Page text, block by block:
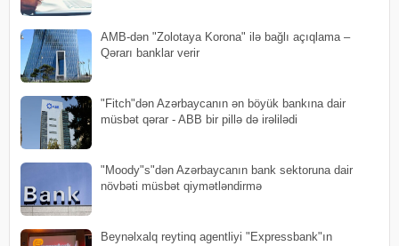
AMB-dən "Zolotaya Korona" ilə bağlı açıqlama –
Qərarı banklar verir
"Fitch"dən Azərbaycanın ən böyük bankına dair
müsbət qərar - ABB bir pillə də irəlilədi
"Moody"s"dən Azərbaycanın bank sektoruna dair
növbəti müsbət qiymətləndirmə
Beynəlxalq reytinq agentliyi "Expressbank"ın